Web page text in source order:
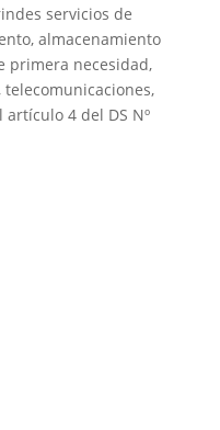
servicios de
almacenamiento
primera necesidad,
4 del DS Nº